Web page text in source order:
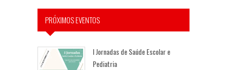
PRÓXIMOS EVENTOS
I Jornadas de Saúde Escolar e
Pediatria